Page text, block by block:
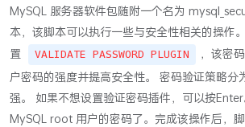
MySQL 服务器软件包随附一个名为
本，该脚本可以执行一些与安全性相关的操作
置
VALIDATE PASSWORD PLUGIN
，该密
户密码的强度并提高安全性。 密码验证策略分
强。 如果不想设置验证密码插件，可以按
MySQL root 用户的密码了。完成该操作后，